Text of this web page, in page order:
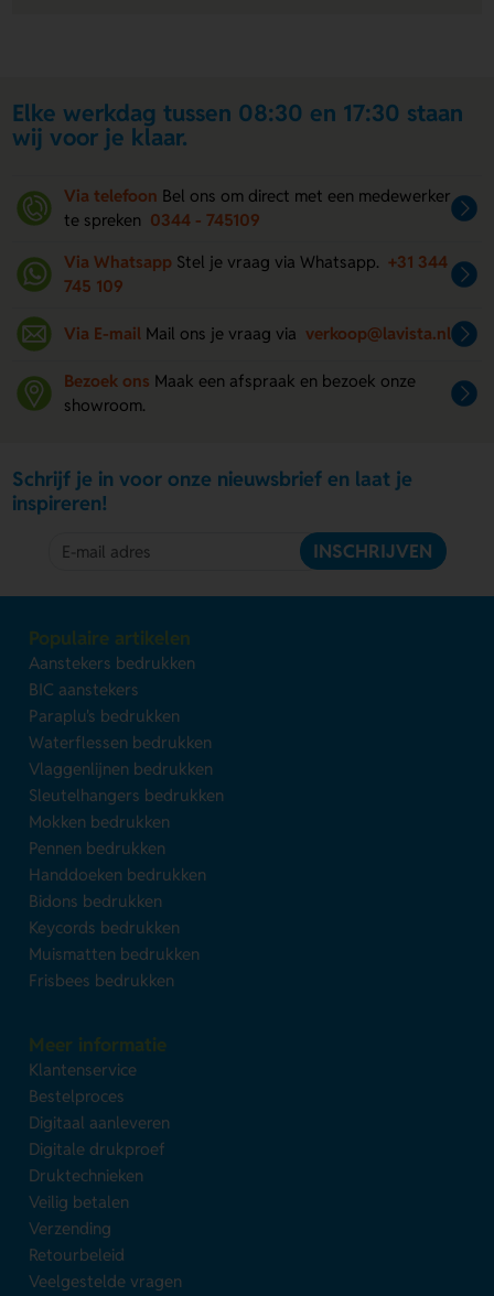
Elke werkdag tussen 08:30 en 17:30 staan
wij voor je klaar.
Via telefoon Bel ons om direct met een medewerker
te spreken 0344 - 745109
Via Whatsapp Stel je vraag via Whatsapp. +31 344
745 109
Via E-mail Mail ons je vraag via verkoop@lavista.nl
Bezoek ons Maak een afspraak en bezoek onze
showroom.
Schrijf je in voor onze nieuwsbrief en laat je
inspireren!
INSCHRIJVEN
Populaire artikelen
Aanstekers bedrukken
BIC aanstekers
Paraplu's bedrukken
Waterflessen bedrukken
Vlaggenlijnen bedrukken
Sleutelhangers bedrukken
Mokken bedrukken
Pennen bedrukken
Handdoeken bedrukken
Bidons bedrukken
Keycords bedrukken
Muismatten bedrukken
Frisbees bedrukken
Meer informatie
Klantenservice
Bestelproces
Digitaal aanleveren
Digitale drukproef
Druktechnieken
Veilig betalen
Verzending
Retourbeleid
Veelgestelde vragen